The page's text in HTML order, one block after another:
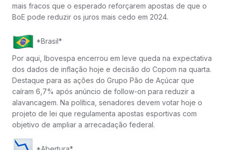
mais fracos que o esperado reforçarem apostas de que o
BoE pode reduzir os juros mais cedo em 2024.
*Brasil*
Por aqui, Ibovespa encerrou em leve queda na expectativa
dos dados de inflação hoje e decisão do Copom na quarta.
Destaque para as ações do Grupo Pão de Açúcar que
caíram 6,7% após anúncio de follow-on para reduzir a
alavancagem. Na política, senadores devem votar hoje o
projeto de lei que regulamenta apostas esportivas com
objetivo de ampliar a arrecadação federal.